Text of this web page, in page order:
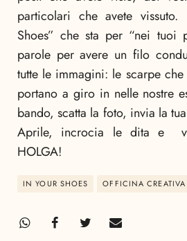
particolari che avete
Shoes” che sta per “nei tuoi
parole per avere un filo
tutte le immagini: le scarpe
portano a giro in nelle nostre
bando, scatta la foto, invia la
Aprile, incrocia le dita e
HOLGA!
IN YOUR SHOES OFFICINA CREATIVA